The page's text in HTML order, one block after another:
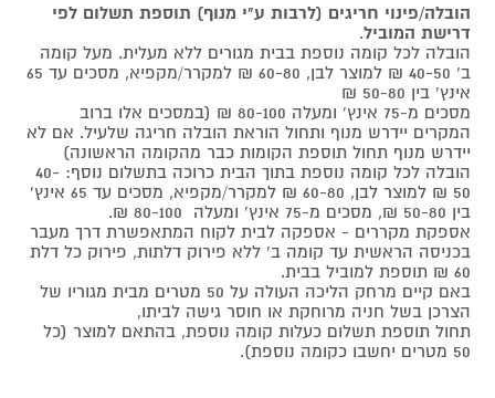
הובלה/פינוי חריגים (לרבות ע"י מנוף) תוספת תשלום לפי
דרישת המוביל.
הובלה לכל קומה נוספת בבית מגורים ללא מעלית. מעל קומה
ב' 40-50 ₪ למוצר לבן, 60-80 ₪ למקרר/מקפיא, מסכים עד 65
אינץ' בין 50-80 ₪
מסכים מ-75 אינץ' ומעלה 80-100 ₪ (במסכים אלו ברוב
המקרים יידרש מנוף ותחול הוראת הובלה חריגה שלעיל. אם לא
יידרש מנוף תחול תוספת הקומות כבר מהקומה הראשונה)
הובלה לכל קומה נוספת בתוך הבית כרוכה בתשלום נוסף: 40-
50 ₪ למוצר לבן, 60-80 ₪ למקרר/מקפיא, מסכים עד 65 אינץ'
בין 50-80 ₪, מסכים מ-75 אינץ' ומעלה 80-100 ₪.
אספקת מקררים - אספקה לבית לקוח המתאפשרת דרך מעבר
בכניסה הראשית עד קומה ב' ללא פירוק דלתות, פירוק כל דלת
60 ₪ תוספת למוביל בבית.
באם קיים מרחק הליכה העולה על 50 מטרים מבית מגוריו של
הצרכן בשל חניה מרוחקת או חוסר גישה לביתו,
תחול תוספת תשלום כעלות קומה נוספת, בהתאם למוצר (כל
50 מטרים יחשבו כקומה נוספת).